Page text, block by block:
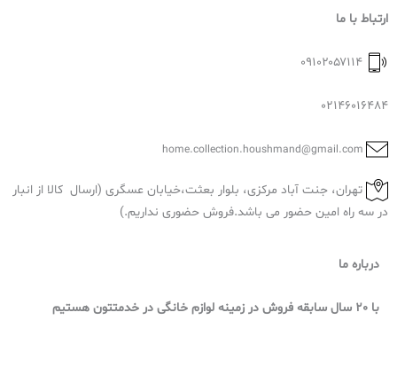
ارتباط با ما
02146016484
تهران، جنت آباد مرکزی، بلوار بعثت،خیابان عسگری (ارسال کالا از انبار
در سه راه امین حضور می باشد.فروش حضوری نداریم.)
درباره ما
با 20 سال سابقه فروش در زمینه لوازم خانگی در خدمتتون هستیم